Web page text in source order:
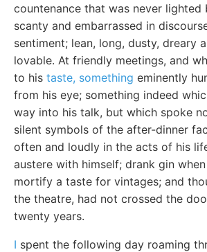
countenance that was never lighted
scanty and embarrassed in
sentiment; lean, long, dusty, dreary
lovable. At friendly meetings, and
to his taste, something eminently
from his eye; something indeed
way into his talk, but which spoke
silent symbols of the after-dinner
often and loudly in the acts of his
austere with himself; drank gin
mortify a taste for vintages; and
the theatre, had not crossed the
twenty years.
I spent the following day roaming